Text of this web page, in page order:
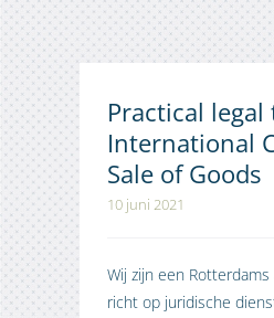
Practical legal
International
Sale of Goods
10 juni 2021
Wij zijn een
richt op juridische